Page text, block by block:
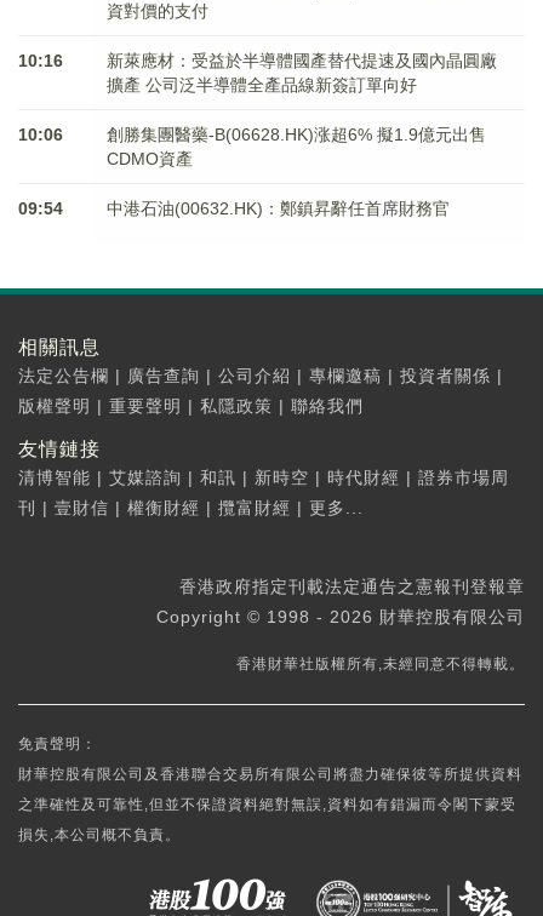
資對價的支付
10:16
新萊應材：受益於半導體國產替代提速及國內晶圓廠
擴產 公司泛半導體全產品線新簽訂單向好
10:06
創勝集團醫藥-B(06628.HK)涨超6% 擬1.9億元出售
CDMO資產
09:54 中港石油(00632.HK)：鄭鎮昇辭任首席財務官
相關訊息
法定公告欄 | 廣告查詢 | 公司介紹 | 專欄邀稿 | 投資者關係 |
版權聲明 | 重要聲明 | 私隱政策 | 聯絡我們
友情鏈接
清博智能 | 艾媒諮詢 | 和訊 | 新時空 | 時代財經 | 證券市場周
刊
| 壹財信 | 權衡財經 | 攬富財經 | 更多...
香港政府指定刊載法定通告之憲報刊登報章
Copyright © 1998 - 2026 財華控股有限公司
香港財華社版權所有,未經同意不得轉載。
免責聲明：
財華控股有限公司及香港聯合交易所有限公司將盡力確保彼等所提供資料
之準確性及可靠性,但並不保證資料絕對無誤,資料如有錯漏而令閣下蒙受
損失,本公司概不負責。